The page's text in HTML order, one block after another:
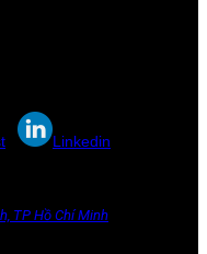
Linkedin
TP Hồ Chí Minh